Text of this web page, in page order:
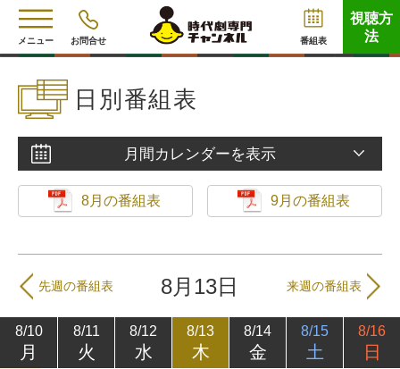
メニュー お問合せ 番組表
視聴方
法
日別番組表
月間カレンダーを表示
8月の番組表 9月の番組表
先週の番組表 8月13日 来週の番組表
8/10
月
8/11
火
8/12
水
8/13
木
8/14
金
8/15
土
8/16
日